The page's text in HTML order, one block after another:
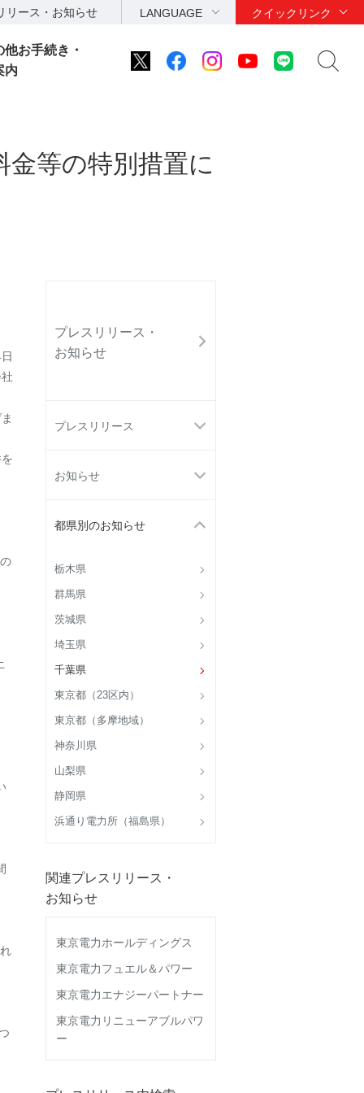
リース・お知らせ LANGUAGE クイックリンク
他お手続き・
内
プレスリリース・
お知らせ
プレスリリース
お知らせ
都県別のお知らせ
栃木県
群馬県
茨城県
埼玉県
千葉県
東京都（23区内）
東京都（多摩地域）
神奈川県
山梨県
静岡県
浜通り電力所（福島県）
関連プレスリリース・
お知らせ
東京電力ホールディングス
東京電力フュエル＆パワー
東京電力エナジーパートナー
東京電力リニューアブルパワ
ー
等の特別措置に